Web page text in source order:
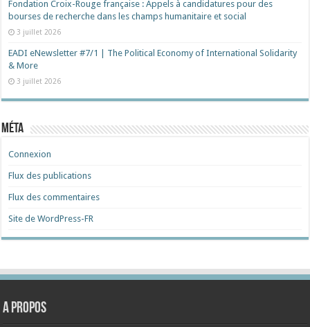
Fondation Croix-Rouge française : Appels à candidatures pour des
bourses de recherche dans les champs humanitaire et social
3 juillet 2026
EADI eNewsletter #7/1 | The Political Economy of International Solidarity
& More
3 juillet 2026
Méta
Connexion
Flux des publications
Flux des commentaires
Site de WordPress-FR
A propos